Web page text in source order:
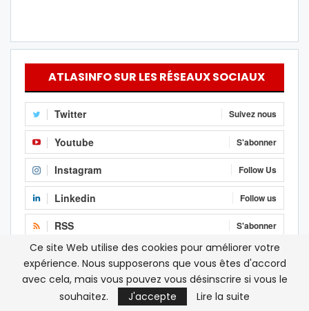
ATLASINFO SUR LES RÉSEAUX SOCIAUX
Twitter Suivez nous
Youtube S'abonner
Instagram Follow Us
Linkedin Follow us
RSS S'abonner
Facebook J'aime
Ce site Web utilise des cookies pour améliorer votre
expérience. Nous supposerons que vous êtes d'accord
avec cela, mais vous pouvez vous désinscrire si vous le
souhaitez.
J'accepte Lire la suite